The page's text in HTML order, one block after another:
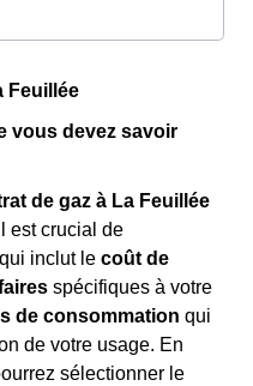
Feuillée
vous devez savoir
de gaz à La Feuillée
est crucial de
inclut le coût de
spécifiques à votre
de consommation qui
de votre usage. En
sélectionner le